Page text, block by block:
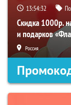
13:54:31
Скидка 1000р.
и подарков
Россия